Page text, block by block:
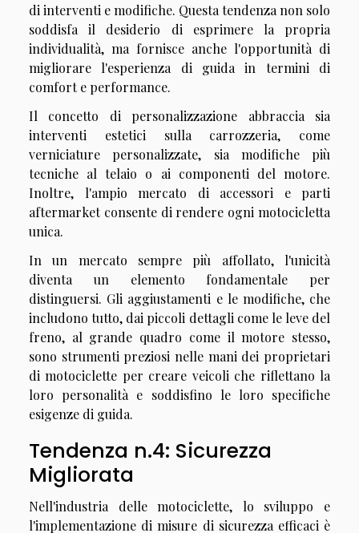
di interventi e modifiche. Questa tendenza non solo
soddisfa il desiderio di esprimere la propria
individualità, ma fornisce anche l'opportunità di
migliorare l'esperienza di guida in termini di
comfort e performance.
Il concetto di personalizzazione abbraccia sia
interventi estetici sulla carrozzeria, come
verniciature personalizzate, sia modifiche più
tecniche al telaio o ai componenti del motore.
Inoltre, l'ampio mercato di accessori e parti
aftermarket consente di rendere ogni motocicletta
unica.
In un mercato sempre più affollato, l'unicità
diventa un elemento fondamentale per
distinguersi. Gli aggiustamenti e le modifiche, che
includono tutto, dai piccoli dettagli come le leve del
freno, al grande quadro come il motore stesso,
sono strumenti preziosi nelle mani dei proprietari
di motociclette per creare veicoli che riflettano la
loro personalità e soddisfino le loro specifiche
esigenze di guida.
Tendenza n.4: Sicurezza
Migliorata
Nell'industria delle motociclette, lo sviluppo e
l'implementazione di misure di sicurezza efficaci è